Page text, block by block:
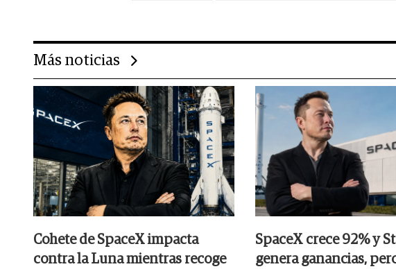
Más noticias
Cohete de SpaceX impacta
contra la Luna mientras recoge
SpaceX crece 92% y
genera ganancias,